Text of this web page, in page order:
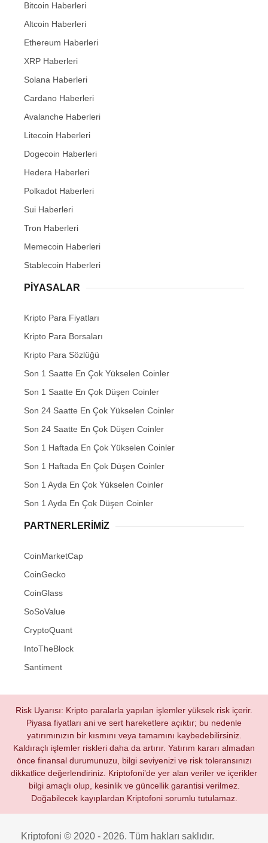
Bitcoin Haberleri
Altcoin Haberleri
Ethereum Haberleri
XRP Haberleri
Solana Haberleri
Cardano Haberleri
Avalanche Haberleri
Litecoin Haberleri
Dogecoin Haberleri
Hedera Haberleri
Polkadot Haberleri
Sui Haberleri
Tron Haberleri
Memecoin Haberleri
Stablecoin Haberleri
PIYASALAR
Kripto Para Fiyatları
Kripto Para Borsaları
Kripto Para Sözlüğü
Son 1 Saatte En Çok Yükselen Coinler
Son 1 Saatte En Çok Düşen Coinler
Son 24 Saatte En Çok Yükselen Coinler
Son 24 Saatte En Çok Düşen Coinler
Son 1 Haftada En Çok Yükselen Coinler
Son 1 Haftada En Çok Düşen Coinler
Son 1 Ayda En Çok Yükselen Coinler
Son 1 Ayda En Çok Düşen Coinler
PARTNERLERIMIZ
CoinMarketCap
CoinGecko
CoinGlass
SoSoValue
CryptoQuant
IntoTheBlock
Santiment
Risk Uyarısı: Kripto paralarla yapılan işlemler yüksek risk içerir.
Piyasa fiyatları ani ve sert hareketlere açıktır; bu nedenle
yatırımınızın bir kısmını veya tamamını kaybedebilirsiniz.
Kaldıraçlı işlemler riskleri daha da artırır. Yatırım kararı almadan
önce finansal durumunuzu, bilgi seviyenizi ve risk toleransınızı
dikkatlice değerlendiriniz. Kriptofoni’de yer alan veriler ve içerikler
bilgi amaçlı olup, kesinlik ve güncellik garantisi verilmez.
Doğabilecek kayıplardan Kriptofoni sorumlu tutulamaz.
Kriptofoni © 2020 - 2026. Tüm hakları saklıdır.